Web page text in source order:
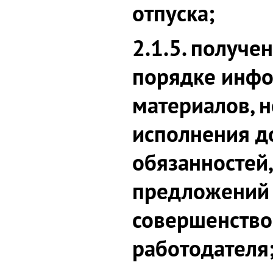
отпуска;
2.1.5.
порядке
материалов,
исполнения